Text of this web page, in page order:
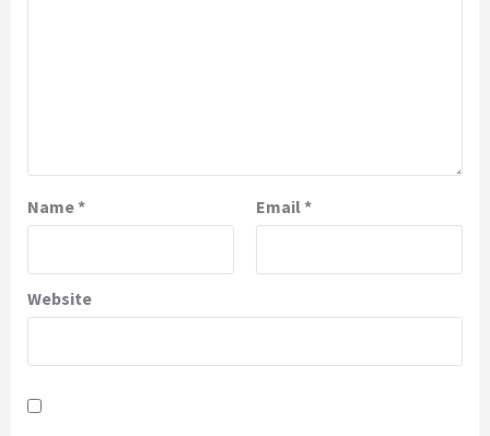
Name* Email*
Website